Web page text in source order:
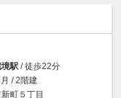
駅 / 徒歩22分
/ 2階建
町５丁目